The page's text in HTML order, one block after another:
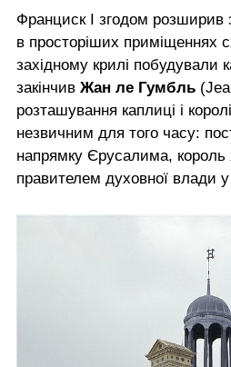
Франциск I згодом розширив
в просторіших приміщеннях
західному крилі побудували
закінчив Жан ле Гумбль
розташування каплиці і
незвичним для того часу:
напрямку Єрусалима, король
правителем духовної влади у